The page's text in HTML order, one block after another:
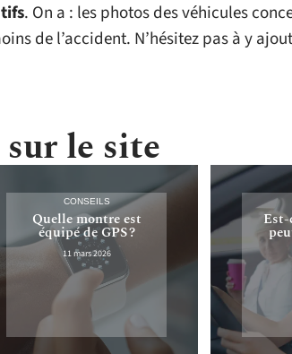
. On a : les photos des véhicules
de l’accident. N’hésitez pas à y
le site
CONSEILS
Quelle montre est
équipé de GPS ?
11 mars 2026
Est-